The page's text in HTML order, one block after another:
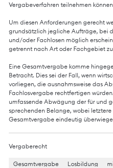
Vergabeverfahren teilnehmen
Um diesen Anforderungen gerecht
grundsätzlich jegliche Aufträge, bei
und/oder Fachlosen möglich
getrennt nach Art oder Fachgebiet
Eine Gesamtvergabe komme
Betracht. Dies sei der Fall, wenn
vorliegen, die ausnahmsweise das
Fachlosvergabe rechtfertigen
umfassende Abwägung der für und
sprechenden Belange, wobei
Gesamtvergabe eindeutig
Vergaberecht
Gesamtvergabe Losbildung